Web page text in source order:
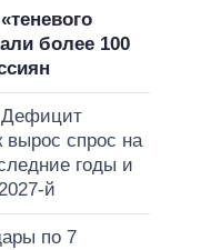
более 100
Дефицит
вырос спрос на
годы и
й
по 7